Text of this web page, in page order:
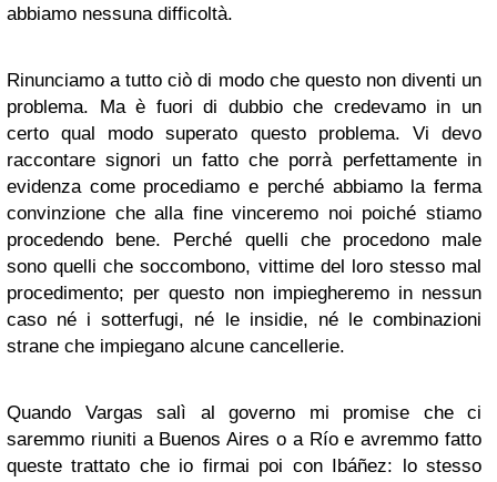
abbiamo nessuna difficoltà.
Rinunciamo a tutto ciò di modo che questo non diventi un
problema. Ma è fuori di dubbio che credevamo in un
certo qual modo superato questo problema. Vi devo
raccontare signori un fatto che porrà perfettamente in
evidenza come procediamo e perché abbiamo la ferma
convinzione che alla fine vinceremo noi poiché stiamo
procedendo bene. Perché quelli che procedono male
sono quelli che soccombono, vittime del loro stesso mal
procedimento; per questo non impiegheremo in nessun
caso né i sotterfugi, né le insidie, né le combinazioni
strane che impiegano alcune cancellerie.
Quando Vargas salì al governo mi promise che ci
saremmo riuniti a Buenos Aires o a Río e avremmo fatto
queste trattato che io firmai poi con Ibáñez: lo stesso